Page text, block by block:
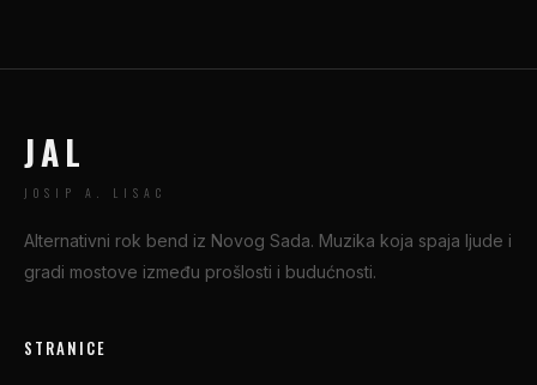
JAL
JOSIP A. LISAC
Alternativni rok bend iz Novog Sada. Muzika koja spaja ljude i
gradi mostove između prošlosti i budućnosti.
STRANICE